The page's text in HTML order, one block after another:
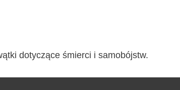
doty­czą­ce śmier­ci i samobójstw.